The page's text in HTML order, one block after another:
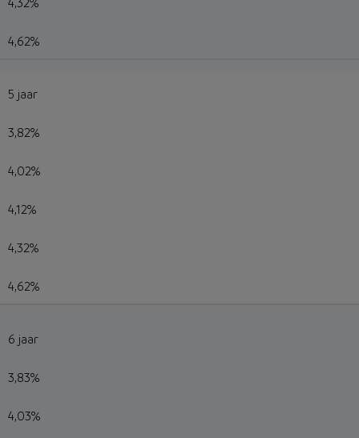
4,62%
5 jaar
3,82%
4,02%
4,12%
4,32%
4,62%
6 jaar
3,83%
4,03%